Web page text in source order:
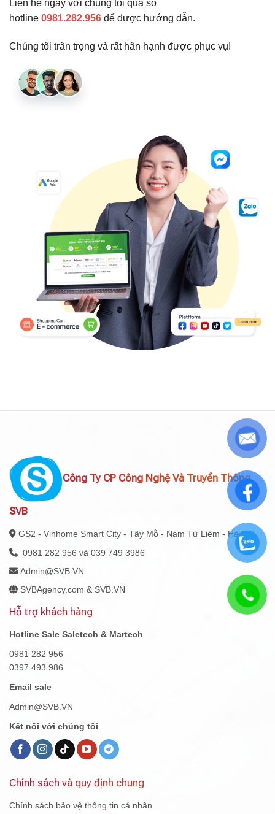
Liên hệ ngay với chúng tôi qua số
hotline 0981.282.956 để được hướng dẫn.
Chúng tôi trân trọng và rất hân hạnh được phục vụ!
Công Ty CP Công Nghệ Và Truyền Thông
SVB
GS2 - Vinhome Smart City - Tây Mỗ - Nam Từ Liêm - Hà Nội
0981 282 956 và 039 749 3986
Admin@SVB.VN
SVBAgency.com & SVB.VN
Hỗ trợ khách hàng
Hotline Sale Saletech & Martech
0981 282 956
0397 493 986
Email sale
Admin@SVB.VN
Kết nối với chúng tôi
Chính sách và quy định chung
Chính sách bảo vệ thông tin cá nhân